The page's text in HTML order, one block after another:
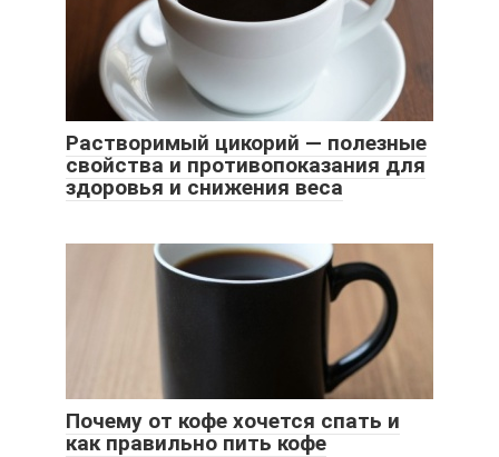
Растворимый цикорий — полезные
свойства и противопоказания для
здоровья и снижения веса
Почему от кофе хочется спать и
как правильно пить кофе